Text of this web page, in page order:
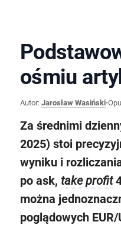
ośmiu
Autor: Jarosław Wasiński•
Za średnimi
2025) stoi
wyniku i
po ask, take profit
można
poglądowych